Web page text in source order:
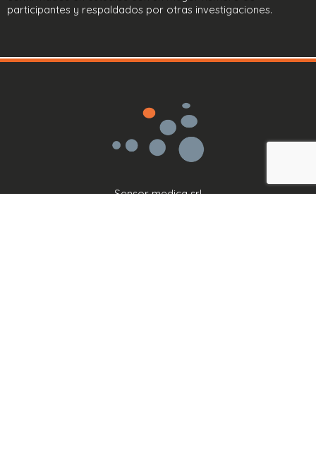
participantes y respaldados por otras investigaciones.
Sensor medica srl